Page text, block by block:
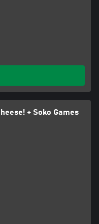
+ Soko Games